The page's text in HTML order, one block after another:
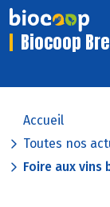
Biocoop
Accueil
Toutes nos
Foire aux vins